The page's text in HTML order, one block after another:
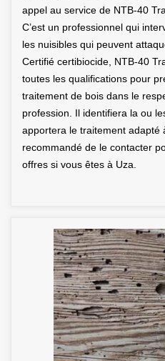
appel au service de NTB-40
C’est un professionnel qui
les nuisibles qui peuvent
Certifié certibiocide, NTB-40
toutes les qualifications pour
traitement de bois dans le
profession. Il identifiera la ou
apportera le traitement adapté
recommandé de le contacter
offres si vous êtes à Uza.